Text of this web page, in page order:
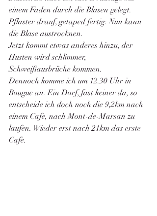
einem Faden durch die Blasen gelegt.
Pflaster drauf, getaped fertig. Nun kann
die Blase austrocknen.
Jetzt kommt etwas anderes hinzu, der
Husten wird schlimmer,
Schweißausbrüche kommen.
Dennoch komme ich um 12.30 Uhr in
Bougue an. Ein Dorf, fast keiner da, so
entscheide ich doch noch die 9,2km nach
einem Cafe, nach Mont-de-Marsan zu
laufen. Wieder erst nach 21km das erste
Cafe.